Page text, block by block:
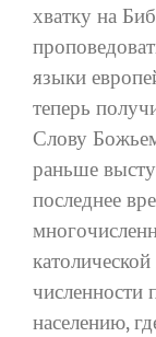
хватку на
языки
теперь
Слову
раньше
последнее
населению,